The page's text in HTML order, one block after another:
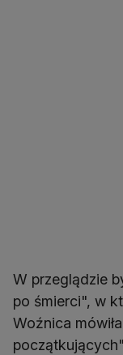
W przeglądzie
po śmierci", w
Woźnica